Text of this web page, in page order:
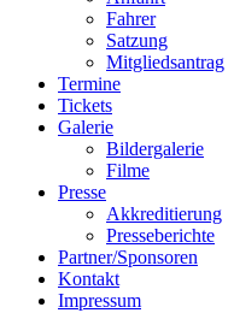
Fahrer
Satzung
Mitgliedsantrag
Termine
Tickets
Galerie
Bildergalerie
Filme
Presse
Akkreditierung
Presseberichte
Partner/Sponsoren
Kontakt
Impressum